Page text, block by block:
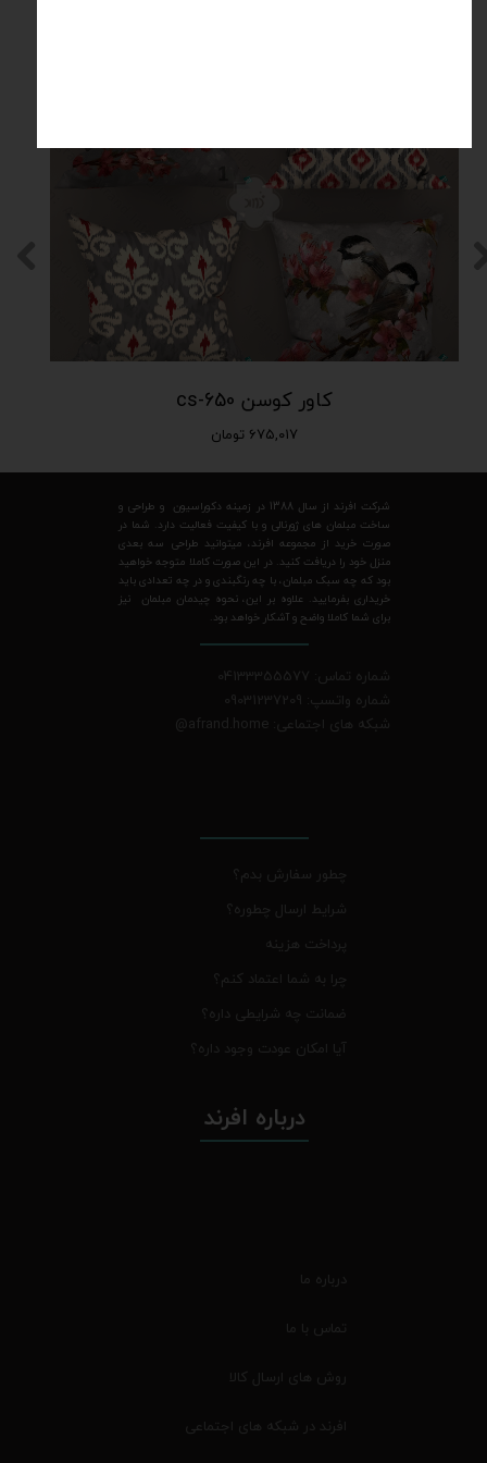
کاور کوسن cs-650
۶۷۵,۰۱۷ تومان
شرکت افرند از سال 1388 در زمینه دکوراسیون و طراحی و
ساخت مبلمان های ژورنالی و با کیفیت فعالیت دارد. شما در
صورت خرید از مجموعه افرند، میتوانید طراحی سه بعدی
منزل خود را دریافت کنید. در این صورت کاملا متوجه خواهید
بود که چه سبک مبلمان، با چه رنگبندی و در چه تعدادی باید
خریداری بفرمایید. علاوه بر این، نحوه چیدمان مبلمان نیز
برای شما کاملا واضح و آشکار خواهد بود.
شماره تماس: 04133355577
شماره واتسپ: 09031237209
شبکه های اجتماعی: afrand.home
@
چطور سفارش بدم؟
شرایط ارسال چطوره؟
پرداخت هزینه
چرا به شما اعتماد کنم؟
ضمانت چه شرایطی داره؟
آیا امکان عودت وجود داره؟
درباره افرند
درباره ما
تماس با ما
روش های ارسال کالا
افرند در شبکه های اجتماعی